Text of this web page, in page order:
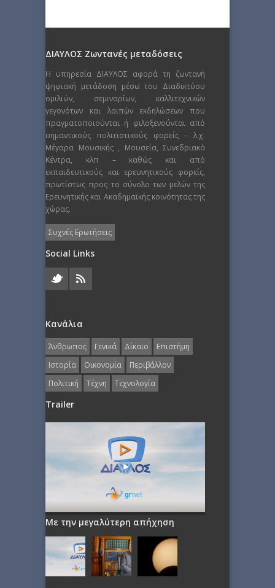
ΔΙΑΥΛΟΣ Ζωντανές μεταδόσεις
Η υπηρεσία ΔΙΑΥΛΟΣ αφορά τη ζωντανή
ψηφιακή μετάδοση μέσω του Διαδικτύου
ομιλιών, σεμιναρίων, καλλιτεχνικών
γεγονότων και λοιπών εκδηλώσεων που
πραγματοποιούνται ή φιλοξενούνται από
σημαντικούς πολιτιστικούς φορείς – λ.χ.
Μέγαρα Μουσικής , Μουσεία, Συνεδριακά
Κέντρα, κλπ – καθώς και από
εκπαιδευτικούς και ερευνητικούς φορείς,
πρωτίστως προς το σύνολο των μελών της
Ερευνητικής και Ακαδημαϊκής κοινότητας της
χώρας.
Συχνές Ερωτήσεις
Social Links
Κανάλια
Άνθρωπος Γενικά Δίκαιο
Επιστήμη
Ιστορία
Οικονομία
Περιβάλλον
Πολιτική
Τέχνη Τεχνολογία
Trailer
Με την μεγαλύτερη απήχηση